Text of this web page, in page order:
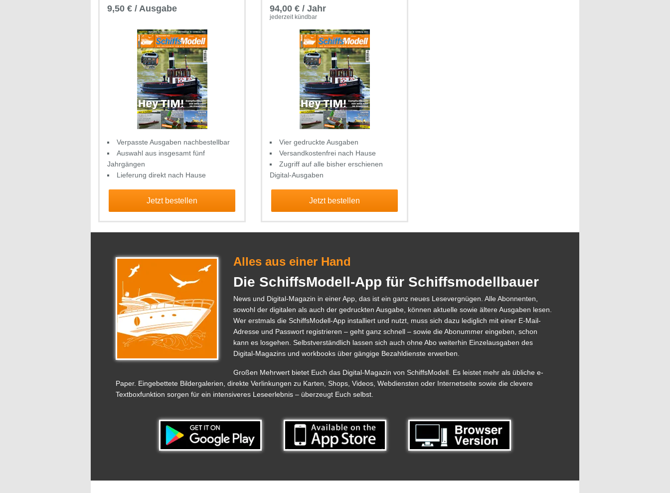
9,50 € / Ausgabe
Verpasste Ausgaben nachbestellbar
Auswahl aus insgesamt fünf
Jahrgängen
Lieferung direkt nach Hause
Jetzt bestellen
94,00 € / Jahr
jederzeit kündbar
Vier gedruckte Ausgaben
Versandkostenfrei nach Hause
Zugriff auf alle bisher erschienen
Digital-Ausgaben
Jetzt bestellen
Alles aus einer Hand
Die SchiffsModell-App für Schiffsmodellbauer
News und Digital-Magazin in einer App, das ist ein ganz neues Lesevergnügen. Alle Abonnenten,
sowohl der digitalen als auch der gedruckten Ausgabe, können aktuelle sowie ältere Ausgaben lesen.
Wer erstmals die SchiffsModell-App installiert und nutzt, muss sich dazu lediglich mit einer E-Mail-
Adresse und Passwort registrieren – geht ganz schnell – sowie die Abonummer eingeben, schon
kann es losgehen. Selbstverständlich lassen sich auch ohne Abo weiterhin Einzelausgaben des
Digital-Magazins und workbooks über gängige Bezahldienste erwerben.
Großen Mehrwert bietet Euch das Digital-Magazin von SchiffsModell. Es leistet mehr als übliche e-
Paper. Eingebettete Bildergalerien, direkte Verlinkungen zu Karten, Shops, Videos, Webdiensten oder Internetseite sowie die clevere
Textboxfunktion sorgen für ein intensiveres Leseerlebnis – überzeugt Euch selbst.